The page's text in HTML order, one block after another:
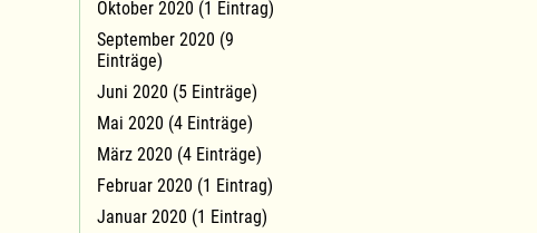
Oktober 2020 (1 Eintrag)
September 2020 (9
Einträge)
Juni 2020 (5 Einträge)
Mai 2020 (4 Einträge)
März 2020 (4 Einträge)
Februar 2020 (1 Eintrag)
Januar 2020 (1 Eintrag)